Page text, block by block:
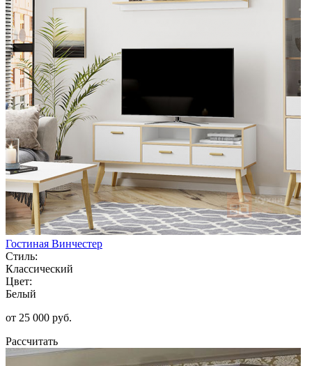
Гостиная Винчестер
Стиль:
Классический
Цвет:
Белый
от 25 000 руб.
Рассчитать